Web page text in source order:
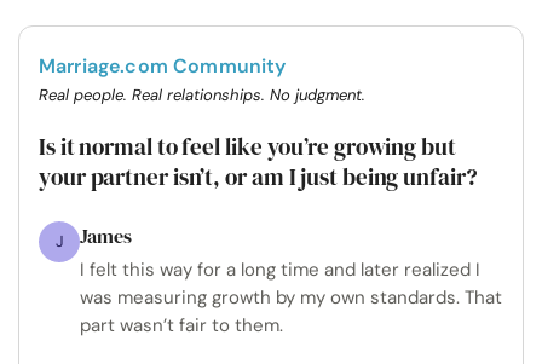
Marriage.com Community
Real people. Real relationships. No judgment.
Is it normal to feel like you’re growing but
your partner isn’t, or am I just being unfair?
J James
I felt this way for a long time and later realized I
was measuring growth by my own standards. That
part wasn’t fair to them.